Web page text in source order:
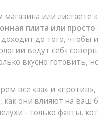
или листаете
плита или просто
до того,
ведут себя
вкусно готовить,
все «за» и
они влияют на ваш
- только факты,